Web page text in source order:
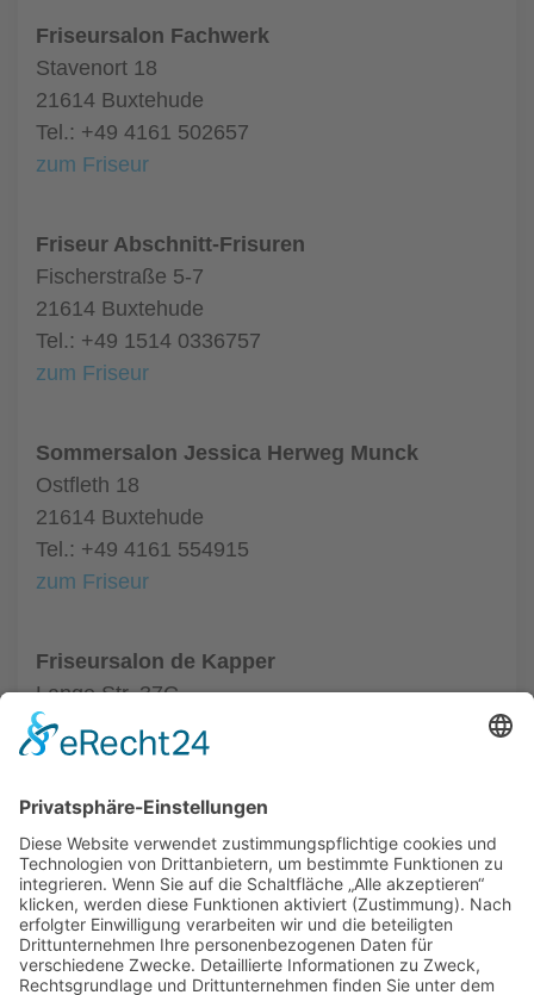
Friseursalon Fachwerk
Stavenort 18
21614 Buxtehude
Tel.: +49 4161 502657
zum Friseur
Friseur Abschnitt-Frisuren
Fischerstraße 5-7
21614 Buxtehude
Tel.: +49 1514 0336757
zum Friseur
Sommersalon Jessica Herweg Munck
Ostfleth 18
21614 Buxtehude
Tel.: +49 4161 554915
zum Friseur
Friseursalon de Kapper
Lange Str. 37C
21614 Buxtehude
Tel.: +49 4161 9945833
ALLGEMEIN